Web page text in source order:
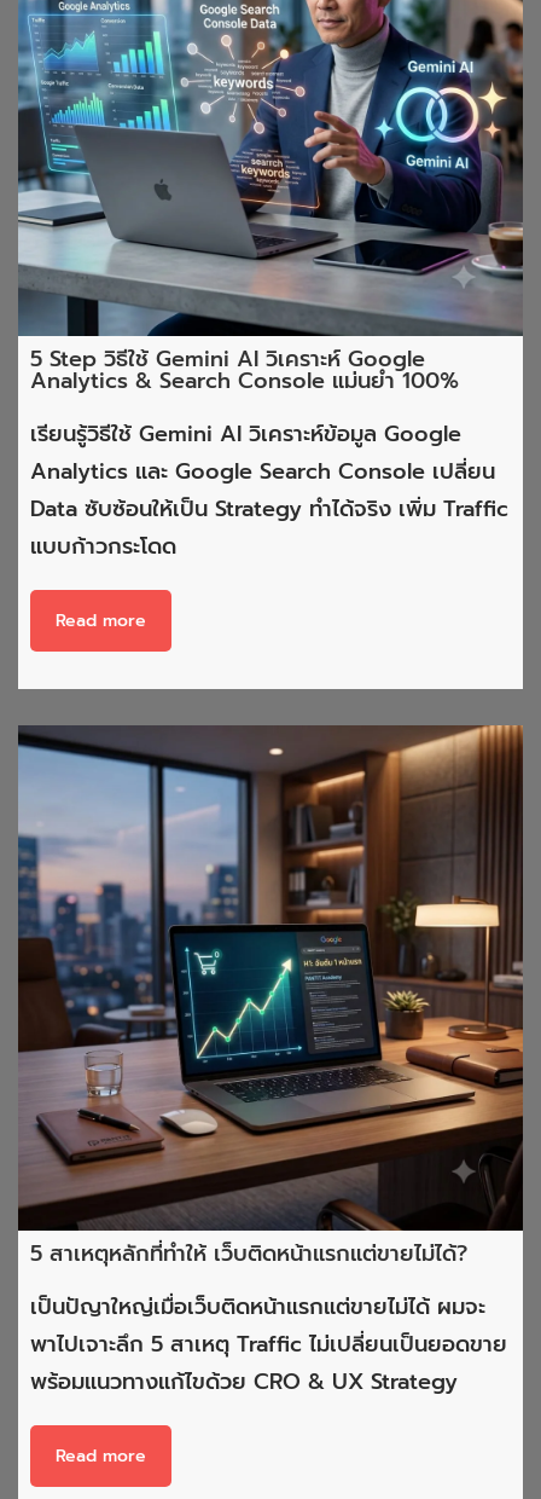
5 Step วิธีใช้ Gemini AI วิเคราะห์ Google
Analytics & Search Console แม่นยำ 100%
เรียนรู้วิธีใช้ Gemini AI วิเคราะห์ข้อมูล Google
Analytics และ Google Search Console เปลี่ยน
Data ซับซ้อนให้เป็น Strategy ทำได้จริง เพิ่ม Traffic
แบบก้าวกระโดด
Read more
5 สาเหตุหลักที่ทำให้ เว็บติดหน้าแรกแต่ขายไม่ได้?
เป็นปัญาใหญ่เมื่อเว็บติดหน้าแรกแต่ขายไม่ได้ ผมจะ
พาไปเจาะลึก 5 สาเหตุ Traffic ไม่เปลี่ยนเป็นยอดขาย
พร้อมแนวทางแก้ไขด้วย CRO & UX Strategy
Read more